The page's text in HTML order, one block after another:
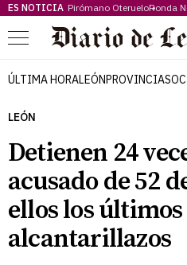
ES NOTICIA Pirómano OterueloRonda
Menú
ÚLTIMA HORALEÓNPROVINCIA
LEÓN
Detienen 24
acusado de 52
ellos los últimos
alcantarillazos